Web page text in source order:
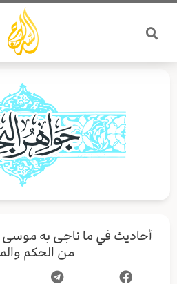
تخطي
المحتوى
أحاديث في ما ناجى به موسى
من الحكم